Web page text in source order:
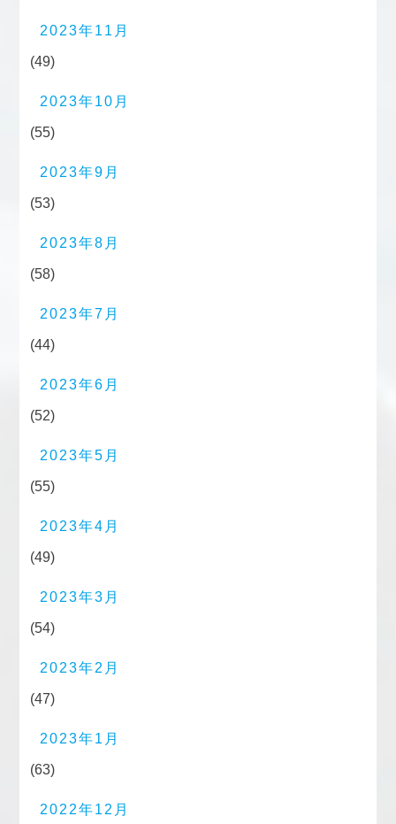
2023年11月
(49)
2023年10月
(55)
2023年9月
(53)
2023年8月
(58)
2023年7月
(44)
2023年6月
(52)
2023年5月
(55)
2023年4月
(49)
2023年3月
(54)
2023年2月
(47)
2023年1月
(63)
2022年12月